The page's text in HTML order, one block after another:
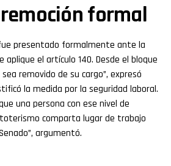
formal
presentado formalmente ante la
aplique el artículo 140. Desde el bloque
removido de su cargo”, expresó
la medida por la seguridad laboral.
una persona con ese nivel de
comparta lugar de trabajo
argumentó.